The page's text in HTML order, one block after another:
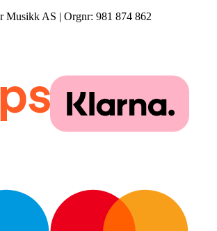
Musikk AS | Orgnr: 981 874 862